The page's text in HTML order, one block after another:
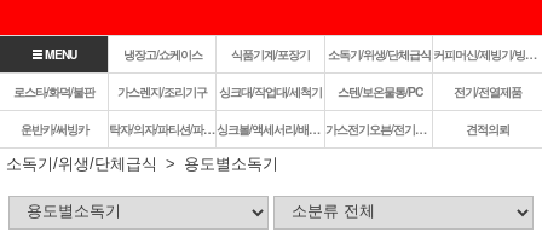
MENU 냉장고/쇼케이스 식품기계/포장기 소독기/위생/단체급식 커피머신/제빙기/빙삭기
로스타/화덕/불판 가스렌지/조리기구 싱크대/작업대/세척기 스텐/보온물통/PC 전기/전열제품
운반카/써빙카 탁자/의자/파티션/파라솔 싱크볼/액세서리/배수구 가스전기오븐/전기렌지쿡탑/렌지후드
견적의뢰
소독기/위생/단체급식
용도별소독기